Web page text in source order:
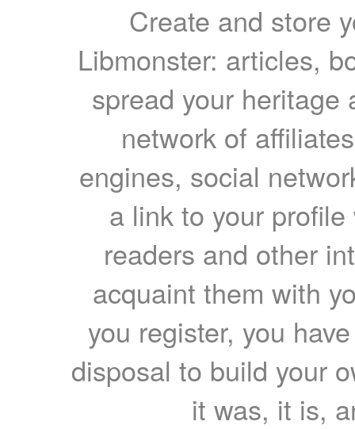
Create and store
Libmonster: articles,
spread your heritage
network of
engines, social
a link to your
readers and other
acquaint them with
you register, you
disposal to build your
it was, it is,